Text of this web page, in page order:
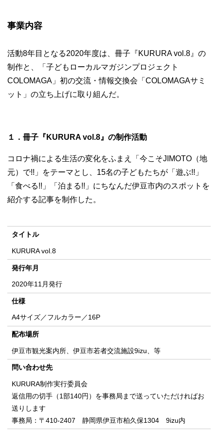
事業内容
活動8年目となる2020年度は、冊子『KURURA vol.8』の
制作と、「子どもローカルマガジンプロジェクト
COLOMAGA」初の交流・情報交換会「COLOMAGAサミ
ット」の立ち上げに取り組んだ。
１．冊子『KURURA vol.8』の制作活動
コロナ禍による生活の変化をふまえ「今こそJIMOTO（地
元）で!!」をテーマとし、15名の子どもたちが「遊ぶ!!」
「食べる!!」「泊まる!!」にちなんだ伊豆市内のスポットを
紹介する記事を制作した。
タイトル
KURURA vol.8
発行年月
2020年11月発行
仕様
A4サイズ／フルカラー／16P
配布場所
伊豆市観光案内所、伊豆市若者交流施設9izu、等
問い合わせ先
KURURA制作実行委員会
返信用の切手（1部140円）を事務局まで送っていただければお
送りします
事務局：〒410-2407 静岡県伊豆市柏久保1304 9izu内